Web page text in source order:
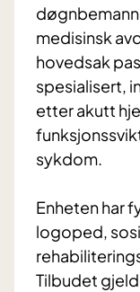
medisinsk
hovedsak
spesialisert,
etter akutt
sykdom.
Enheten har
logoped,
Tilbudet